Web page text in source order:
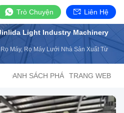
Trò Chuyện Liên Hệ
Light Industry Machinery
Máy, Rọ Máy Lưới Nhà Sản Xuất Từ
DANH SÁCH PHÁT TRANG WEB